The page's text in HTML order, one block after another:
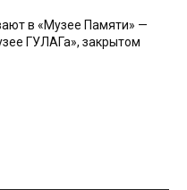
в «Музее Памяти» —
ГУЛАГа», закрытом